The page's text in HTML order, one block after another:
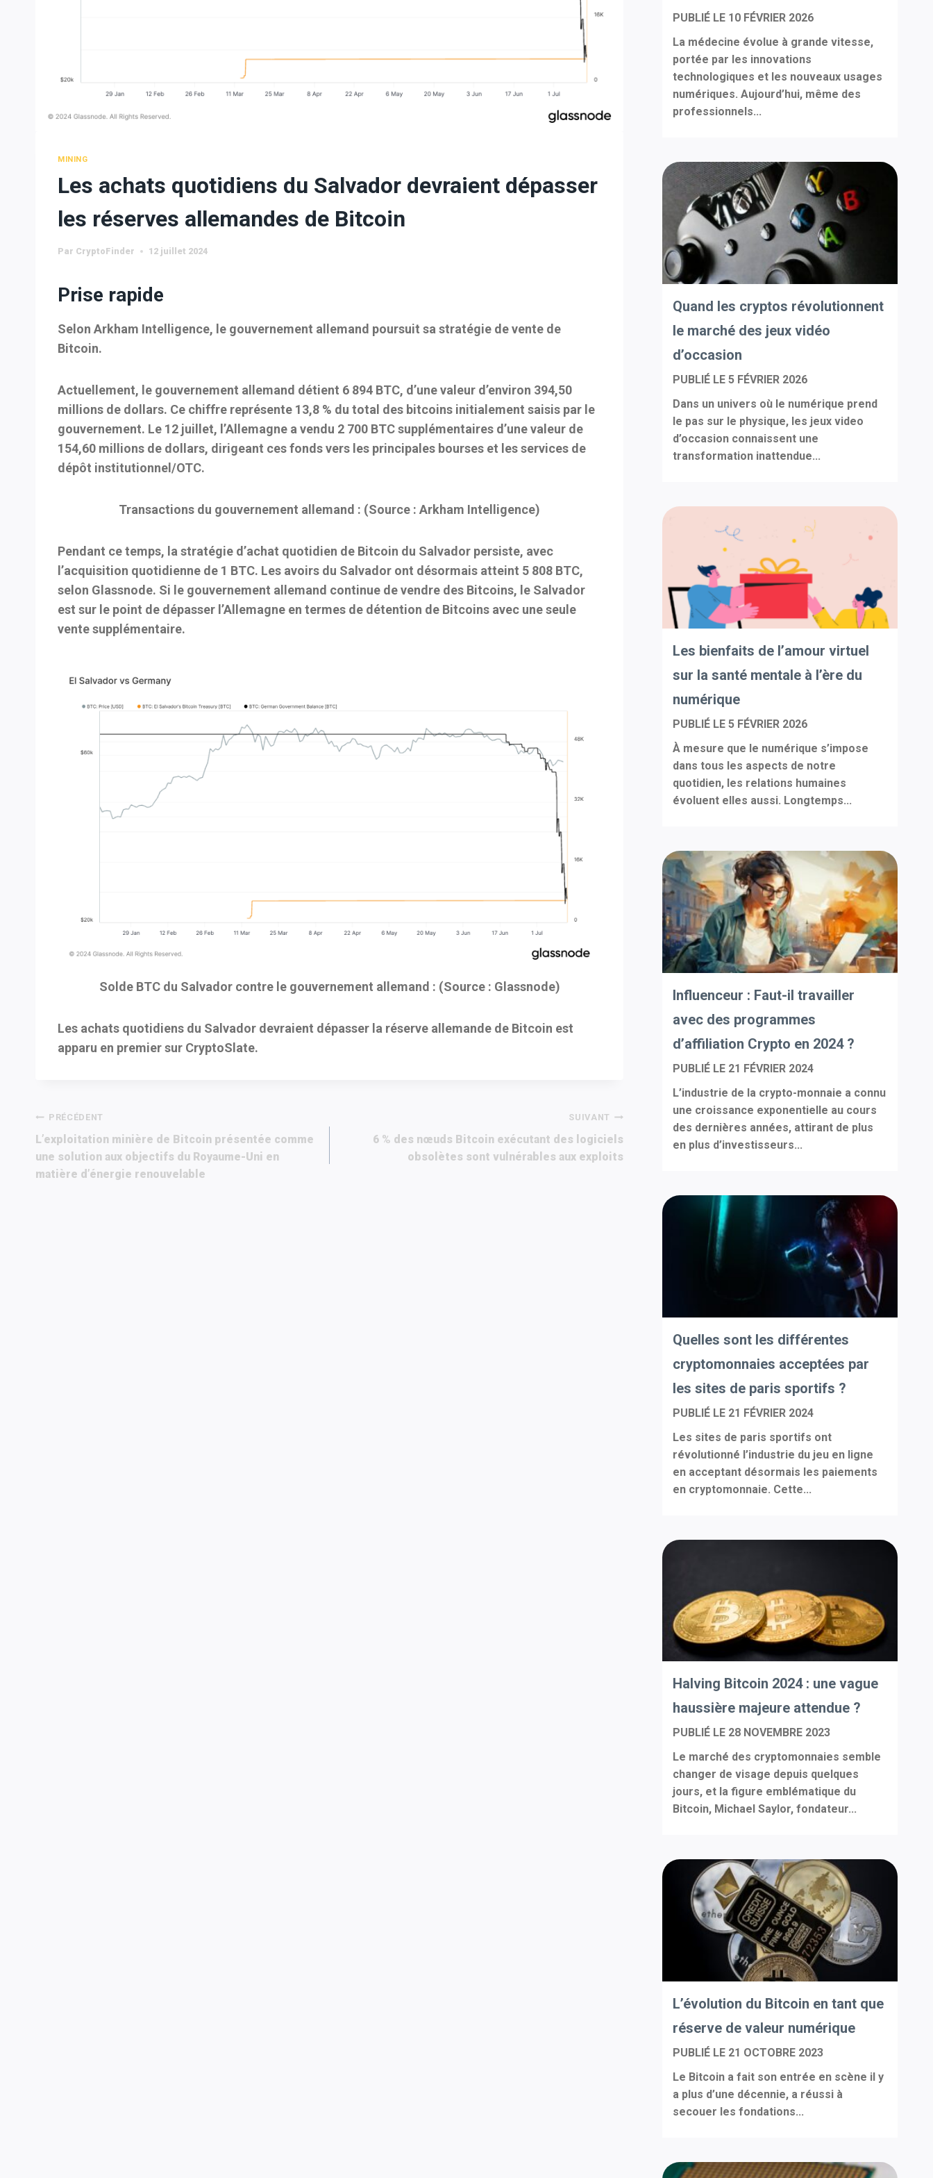
MINING
Les achats quotidiens du Salvador devraient dépasser
les réserves allemandes de Bitcoin
Par CryptoFinder 12 juillet 2024
Prise rapide
Selon Arkham Intelligence, le gouvernement allemand poursuit sa stratégie de vente de
Bitcoin.
Actuellement, le gouvernement allemand détient 6 894 BTC, d’une valeur d’environ 394,50
millions de dollars. Ce chiffre représente 13,8 % du total des bitcoins initialement saisis par le
gouvernement. Le 12 juillet, l’Allemagne a vendu 2 700 BTC supplémentaires d’une valeur de
154,60 millions de dollars, dirigeant ces fonds vers les principales bourses et les services de
dépôt institutionnel/OTC.
Transactions du gouvernement allemand : (Source : Arkham Intelligence)
Pendant ce temps, la stratégie d’achat quotidien de Bitcoin du Salvador persiste, avec
l’acquisition quotidienne de 1 BTC. Les avoirs du Salvador ont désormais atteint 5 808 BTC,
selon Glassnode. Si le gouvernement allemand continue de vendre des Bitcoins, le Salvador
est sur le point de dépasser l’Allemagne en termes de détention de Bitcoins avec une seule
vente supplémentaire.
Solde BTC du Salvador contre le gouvernement allemand : (Source : Glassnode)
Les achats quotidiens du Salvador devraient dépasser la réserve allemande de Bitcoin est
apparu en premier sur CryptoSlate.
Navigation
de
l’article
PRÉCÉDENT
L’exploitation minière de Bitcoin présentée comme
une solution aux objectifs du Royaume-Uni en
matière d’énergie renouvelable
SUIVANT
6 % des nœuds Bitcoin exécutant des logiciels
obsolètes sont vulnérables aux exploits
PUBLIÉ LE 10 FÉVRIER 2026
La médecine évolue à grande vitesse,
portée par les innovations
technologiques et les nouveaux usages
numériques. Aujourd’hui, même des
professionnels...
Quand les cryptos révolutionnent
le marché des jeux vidéo
d’occasion
PUBLIÉ LE5 FÉVRIER 2026
Dans un univers où le numérique prend
le pas sur le physique, les jeux video
d’occasion connaissent une
transformation inattendue...
Les bienfaits de l’amour virtuel
sur la santé mentale à l’ère du
numérique
PUBLIÉ LE5 FÉVRIER 2026
À mesure que le numérique s’impose
dans tous les aspects de notre
quotidien, les relations humaines
évoluent elles aussi. Longtemps...
Influenceur : Faut-il travailler
avec des programmes
d’affiliation Crypto en 2024 ?
PUBLIÉ LE 21 FÉVRIER 2024
L’industrie de la crypto-monnaie a connu
une croissance exponentielle au cours
des dernières années, attirant de plus
en plus d’investisseurs...
Quelles sont les différentes
cryptomonnaies acceptées par
les sites de paris sportifs ?
PUBLIÉ LE 21 FÉVRIER 2024
Les sites de paris sportifs ont
révolutionné l’industrie du jeu en ligne
en acceptant désormais les paiements
en cryptomonnaie. Cette...
Halving Bitcoin 2024 : une vague
haussière majeure attendue ?
PUBLIÉ LE 28 NOVEMBRE 2023
Le marché des cryptomonnaies semble
changer de visage depuis quelques
jours, et la figure emblématique du
Bitcoin, Michael Saylor, fondateur...
L’évolution du Bitcoin en tant que
réserve de valeur numérique
PUBLIÉ LE 21 OCTOBRE 2023
Le Bitcoin a fait son entrée en scène il y
a plus d’une décennie, a réussi à
secouer les fondations...